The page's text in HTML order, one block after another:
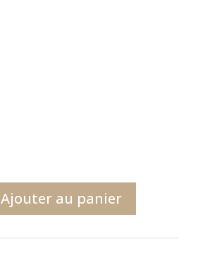
Ajouter au panier